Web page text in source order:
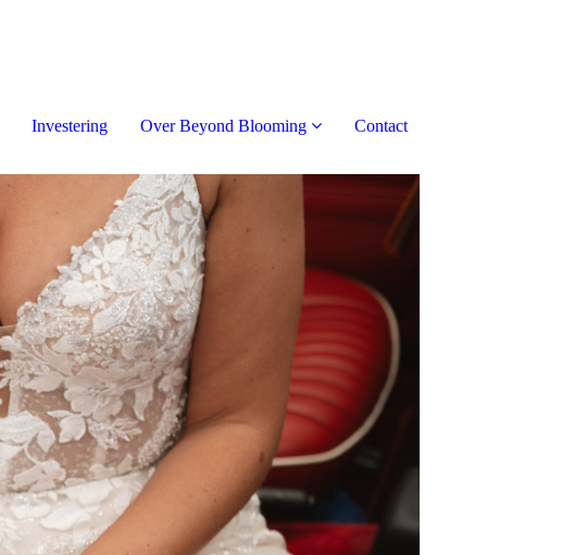
Investering Over Beyond Blooming Contact